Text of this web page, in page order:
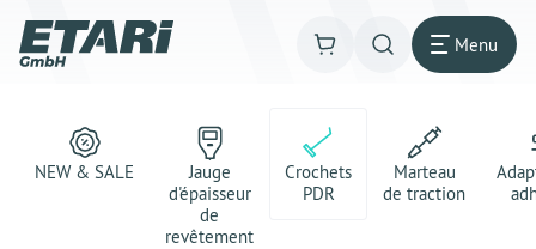
Menu
NEW & SALE
Jauge
d'épaisseur
de
revêtement
Crochets
PDR
Marteau
de traction